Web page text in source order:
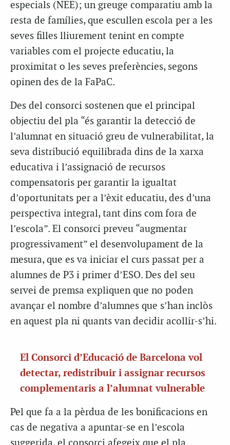
especials (NEE); un greuge comparatiu amb la
resta de famílies, que escullen escola per a les
seves filles lliurement tenint en compte
variables com el projecte educatiu, la
proximitat o les seves preferències, segons
opinen des de la FaPaC.
Des del consorci sostenen que el principal
objectiu del pla “és garantir la detecció de
l’alumnat en situació greu de vulnerabilitat, la
seva distribució equilibrada dins de la xarxa
educativa i l’assignació de recursos
compensatoris per garantir la igualtat
d’oportunitats per a l’èxit educatiu, des d’una
perspectiva integral, tant dins com fora de
l’escola”. El consorci preveu “augmentar
progressivament” el desenvolupament de la
mesura, que es va iniciar el curs passat per a
alumnes de P3 i primer d’ESO. Des del seu
servei de premsa expliquen que no poden
avançar el nombre d’alumnes que s’han inclòs
en aquest pla ni quants van decidir acollir-s’hi.
El Consorci d’Educació de Barcelona vol
detectar, redistribuir i assignar recursos
complementaris a l’alumnat vulnerable
Pel que fa a la pèrdua de les bonificacions en
cas de negativa a apuntar-se en l’escola